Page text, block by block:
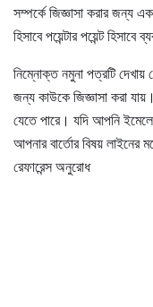
সম্পর্কে জিজ্ঞাসা করার জন্য
হিসাবে পয়েন্টার পয়েন্ট
নিম্নোক্ত নমুনা পত্রটি দেখায়
জন্য কাউকে জিজ্ঞাসা করা
যেতে পারে। যদি আপনি
আপনার বার্তাের বিষয়
রেফারেন্স অনুরোধ